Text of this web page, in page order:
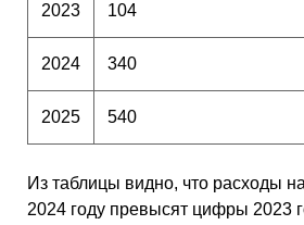
2023 104
2024 340
2025 540
Из таблицы видно, что расходы
2024 году превысят цифры 2023